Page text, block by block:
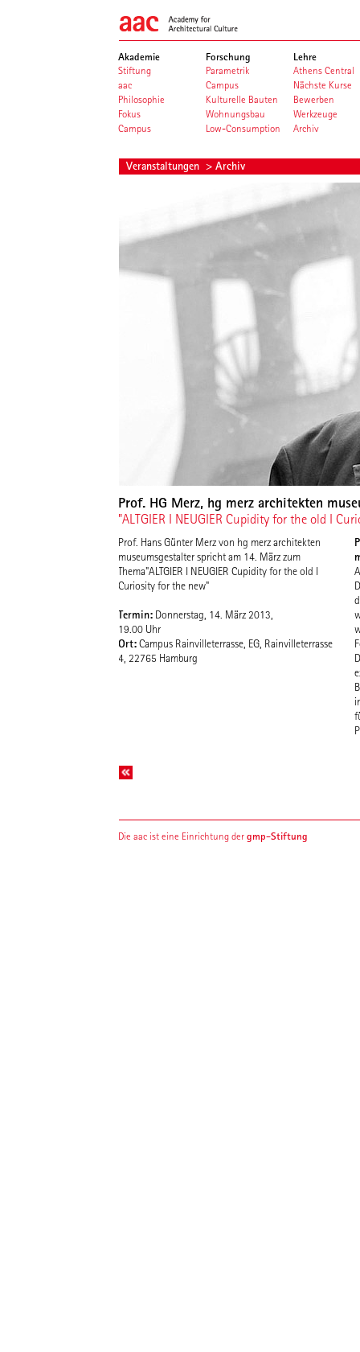
Akademie
Stiftung
aac
Philosophie
Fokus
Campus
Forschung
Parametrik
Campus
Kulturelle Bauten
Wohnungsbau
Low-Consumption
Lehre
Athens Central
Nächste Kurse
Bewerben
Werkzeuge
Archiv
Veranstaltungen > Archiv
Prof. HG Merz, hg merz architekten
"ALTGIER I NEUGIER Cupidity for the old I
Prof. Hans Günter Merz von hg merz architekten
museumsgestalter spricht am 14. März zum
Thema"ALTGIER I NEUGIER Cupidity for the old I
Curiosity for the new"
Termin: Donnerstag, 14. März 2013,
19.00 Uhr
Ort:Campus Rainvilleterrasse, EG, Rainvilleterrasse
4, 22765 Hamburg
Die aac ist eine Einrichtung dergmp-Stiftung